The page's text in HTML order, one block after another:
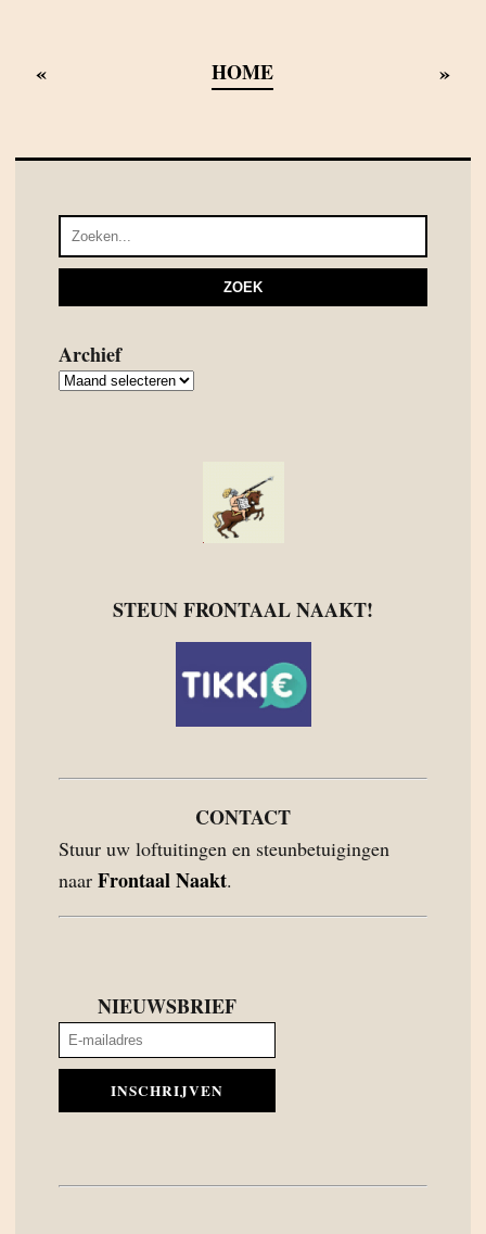
« HOME »
Archief
Archief
STEUN FRONTAAL NAAKT!
CONTACT
Stuur uw loftuitingen en steunbetuigingen
naar Frontaal Naakt.
NIEUWSBRIEF
INSCHRIJVEN